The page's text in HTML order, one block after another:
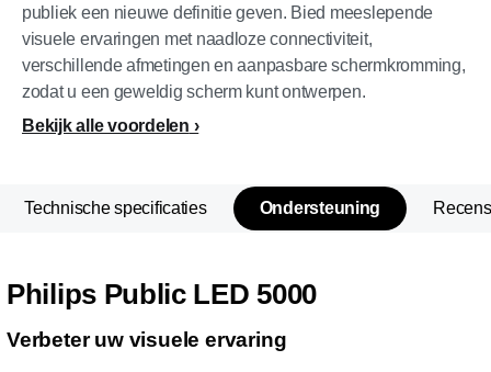
publiek een nieuwe definitie geven. Bied meeslepende
visuele ervaringen met naadloze connectiviteit,
verschillende afmetingen en aanpasbare schermkromming,
zodat u een geweldig scherm kunt ontwerpen.
Bekijk alle voordelen
Technische specificaties Ondersteuning
Philips Public LED 5000
Verbeter uw visuele ervaring